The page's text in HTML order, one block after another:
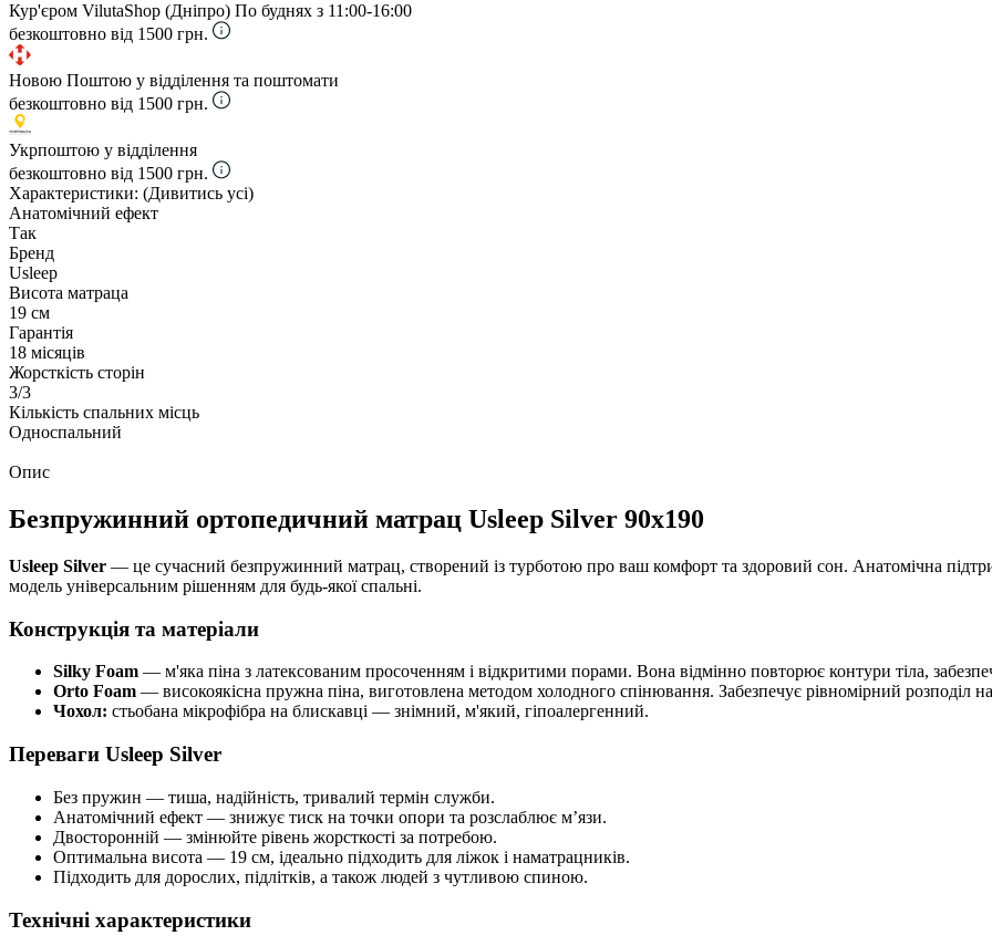
Кур'єром VilutaShop (Дніпро) По буднях з 11:00-16:00
безкоштовно від 1500 грн.
Новою Поштою у відділення та поштомати
безкоштовно від 1500 грн.
Укрпоштою у відділення
безкоштовно від 1500 грн.
Характеристики: (Дивитись усі)
Анатомічний ефект
Так
Бренд
Usleep
Висота матраца
19 см
Гарантія
18 місяців
Жорсткість сторін
3/3
Кількість спальних місць
Односпальний
Опис
Безпружинний ортопедичний матрац Usleep Silver 90x190
Usleep Silver — це сучасний безпружинний матрац, створений із турботою про ваш комфорт та здоровий сон. Анатомічна
модель універсальним рішенням для будь-якої спальні.
Конструкція та матеріали
Silky Foam — м'яка піна з латексованим просоченням і відкритими порами. Вона відмінно повторює контури тіла,
Orto Foam — високоякісна пружна піна, виготовлена методом холодного спінювання. Забезпечує рівномірний розподіл
Чохол: стьобана мікрофібра на блискавці — знімний, м'який, гіпоалергенний.
Переваги Usleep Silver
Без пружин — тиша, надійність, тривалий термін служби.
Анатомічний ефект — знижує тиск на точки опори та розслаблює м’язи.
Двосторонній — змінюйте рівень жорсткості за потребою.
Оптимальна висота — 19 см, ідеально підходить для ліжок і наматрацників.
Підходить для дорослих, підлітків, а також людей з чутливою спиною.
Технічні характеристики